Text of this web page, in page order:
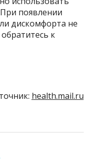
появлении
дискомфорта не
к
health.mail.ru